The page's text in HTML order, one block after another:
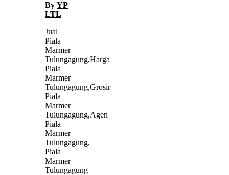
By YP
LTL
Jual
Piala
Marmer
Tulungagung,Harga
Piala
Marmer
Tulungagung,Grosir
Piala
Marmer
Tulungagung,Agen
Piala
Marmer
Tulungagung,
Piala
Marmer
Tulungagung